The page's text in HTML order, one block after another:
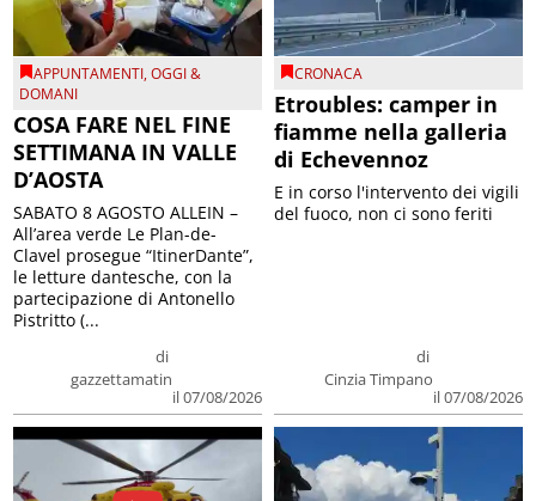
APPUNTAMENTI,OGGI &
DOMANI
COSA FARE NEL FINE
SETTIMANA IN VALLE
D’AOSTA
di
gazzettamatin
il 07/08/2026
SABATO 8 AGOSTO ALLEIN –
All’area verde Le Plan-de-
Clavel prosegue “ItinerDante”,
le letture dantesche, con la
partecipazione di Antonello
Pistritto (...
CRONACA
Etroubles: camper in
fiamme nella galleria
di Echevennoz
di
Cinzia Timpano
il 07/08/2026
E in corso l'intervento dei vigili
del fuoco, non ci sono feriti